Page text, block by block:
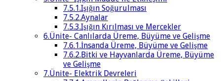
7.5.1.Işığın Soğurulması
7.5.2.Aynalar
7.5.3.Işığın Kırılması ve Mercekler
6.Ünite- Canlılarda Üreme, Büyüme ve Gelişme
7.6.1.İnsanda Üreme, Büyüme ve Gelişme
7.6.2.Bitki ve Hayvanlarda Üreme, Büyüme
ve Gelişme
7.Ünite- Elektrik Devreleri